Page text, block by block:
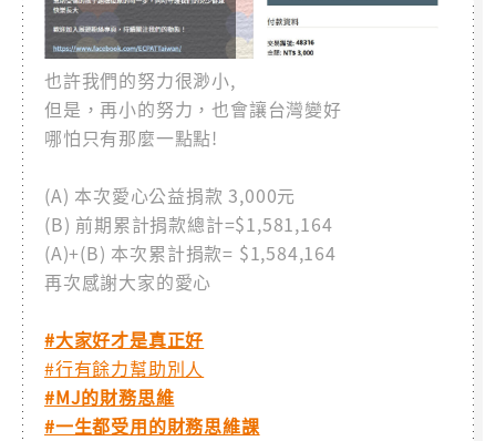
也許我們的努力很渺小,
但是，再小的努力，也會讓台灣變好
哪怕只有那麼一點點!
(A) 本次愛心公益捐款 3,000元
(B) 前期累計捐款總計=$1,581,164
(A)+(B) 本次累計捐款= $1,584,164
再次感謝大家的愛心
#大家好才是真正好
#行有餘力幫助別人
#MJ的財務思維
#一生都受用的財務思維課